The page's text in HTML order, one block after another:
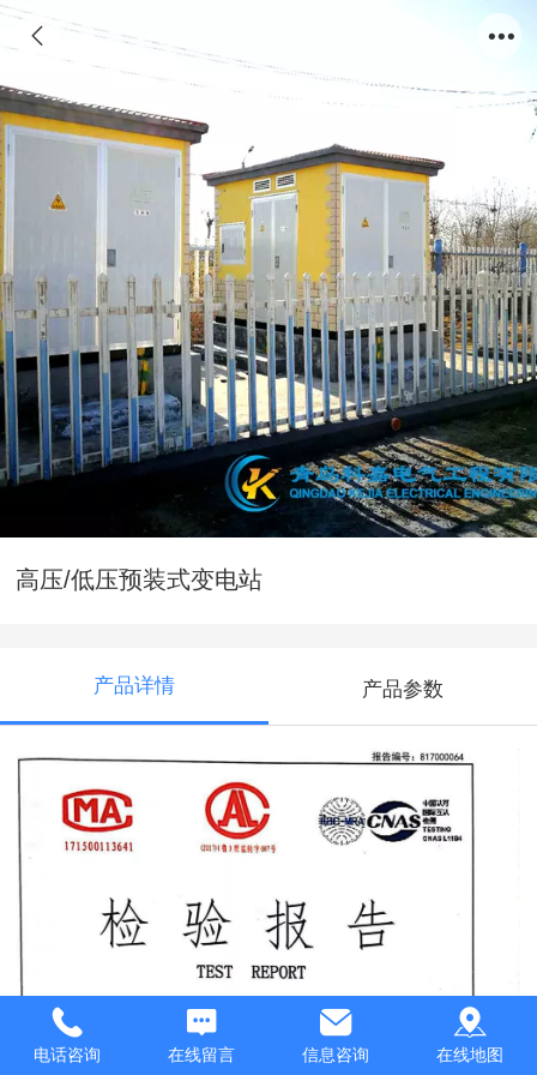
高压/低压预装式变电站
产品详情 产品参数
电话咨询 在线留言 信息咨询 在线地图